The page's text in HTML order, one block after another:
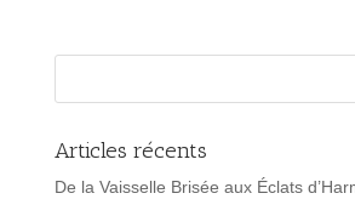
Articles récents
De la Vaisselle Brisée aux Éclats